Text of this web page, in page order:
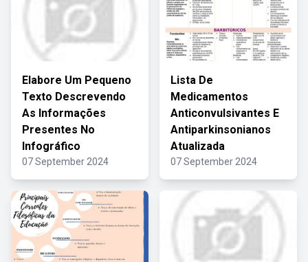
Elabore Um Pequeno
Texto Descrevendo
As Informações
Presentes No
Infográfico
07 September 2024
Lista De
Medicamentos
Anticonvulsivantes E
Antiparkinsonianos
Atualizada
07 September 2024